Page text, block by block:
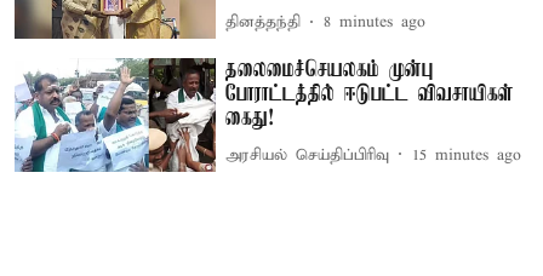
தினத்தந்தி 8 minutes ago
தலைமைச்செயலகம் முன்பு
போராட்டத்தில் ஈடுபட்ட விவசாயிகள்
கைது!
அரசியல் செய்திப்பிரிவு 15 minutes ago